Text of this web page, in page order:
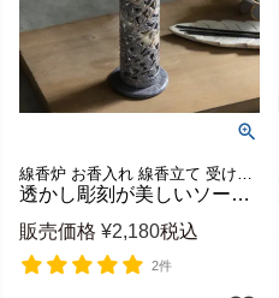
線香炉 お香入れ 線香立て 受け皿 オブジェ トレイ インテリア
透かし彫刻が美しいソープストーンの筒型お香立て 高さ約27.5cm インド製 [34545]
販売価格 ¥2,180税込
2件